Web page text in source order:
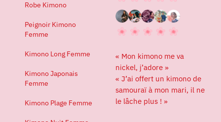
Robe Kimono
Peignoir Kimono
Femme
Kimono Long Femme
Kimono Japonais
Femme
Kimono Plage Femme
« Mon kimono me va
nickel, j’adore »
« J’ai offert un kimono de
samouraï à mon mari, il ne
le lâche plus ! »